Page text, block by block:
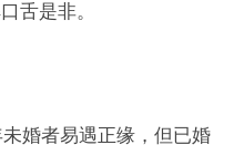
舌是非。
婚者易遇正缘，但已婚